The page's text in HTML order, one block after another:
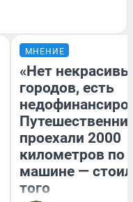
МНЕНИЕ
«Нет
городов, есть
проехали 2000
километров по
машине —
того